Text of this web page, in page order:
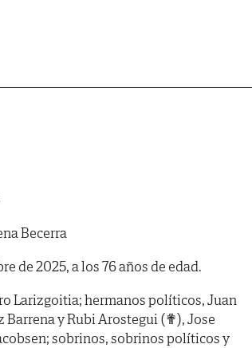
Becerra
de 2025, a los 76 años de edad.
Larizgoitia; hermanos políticos, Juan
Barrena y Rubi Arostegui (✟), Jose
sobrinos, sobrinos políticos y